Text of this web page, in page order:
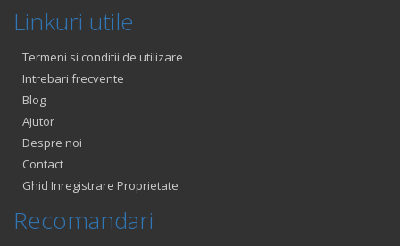
Linkuri utile
Termeni si conditii de utilizare
Intrebari frecvente
Blog
Ajutor
Despre noi
Contact
Ghid Inregistrare Proprietate
Recomandari